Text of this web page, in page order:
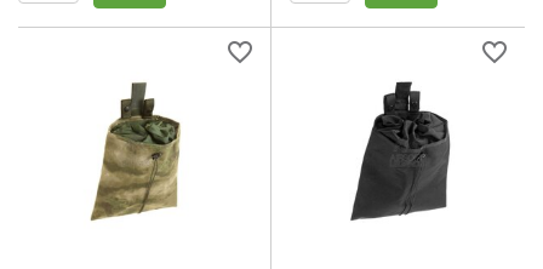
aber auch mehr Platz am Kampfgürtel oder am Plate
Carrier ein. Wenn man während eines
durchschnittlichen Skirmishs nur wenige leere
Magazine vorübergehend verstaut, ist ein kompaktes
Modell oft bequemer und es bleibt mehr Platz für
andere wichtige Ausrüstungsgegenstände.
Den Dump-Pouch vor den Magazinhaltern
platzieren, wodurch er beim Nachladen im Weg ist
Die Position eines Dump-Pouches hat großen Einfluss
auf die Geschwindigkeit beim Nachladen. Wenn man